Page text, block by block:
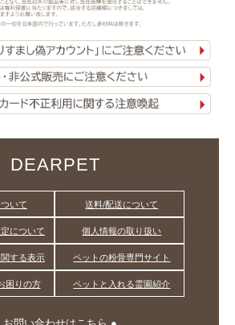
DEARPET
いて 送料/配送について
について 個人情報の取り扱い
する表示 ペットの粉骨専門サイト
困りの方 ペットと入れる霊園紹介